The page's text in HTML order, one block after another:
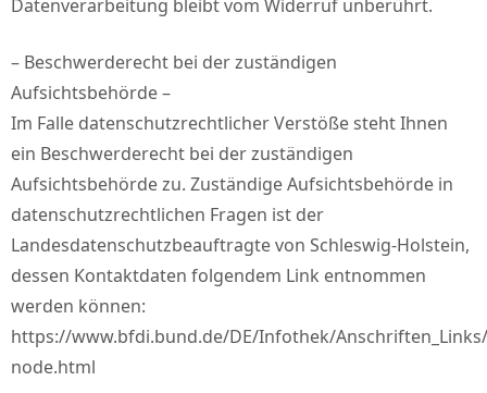
Datenverarbeitung bleibt vom Widerruf unberührt.
– Beschwerderecht bei der zuständigen
Aufsichtsbehörde –
Im Falle datenschutzrechtlicher Verstöße steht Ihnen
ein Beschwerderecht bei der zuständigen
Aufsichtsbehörde zu. Zuständige Aufsichtsbehörde in
datenschutzrechtlichen Fragen ist der
Landesdatenschutzbeauftragte von Schleswig-Holstein,
dessen Kontaktdaten folgendem Link entnommen
werden können:
https://www.bfdi.bund.de/DE/Infothek/
node.html